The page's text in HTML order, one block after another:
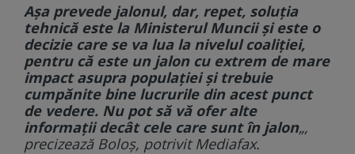
Aşa prevede jalonul, dar, repet, soluţia
tehnică este la Ministerul Muncii şi este o
decizie care se va lua la nivelul coaliţiei,
pentru că este un jalon cu extrem de mare
impact asupra populaţiei şi trebuie
cumpănite bine lucrurile din acest punct
de vedere. Nu pot să vă ofer alte
informaţii decât cele care sunt în jalon„,
precizează Boloş, potrivit Mediafax.